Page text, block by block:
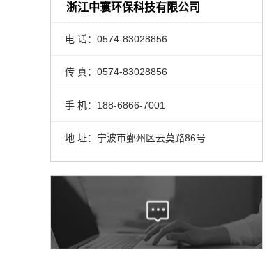
浙江中寰环保科技有限公司
电 话：0574-83028856
传 真：0574-83028856
手 机：188-6866-7001
地 址：宁波市鄞州区云莫路86号